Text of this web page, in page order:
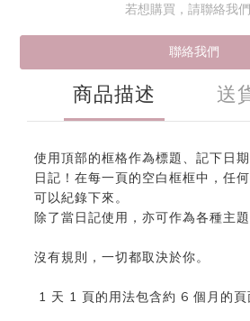
若想購買，請聯絡我們
聯絡我們
商品描述 送
使用頂部的框格作為標題、記下日
日記！在每一頁的空白框框中，任
可以紀錄下來。
除了當日記使用，亦可作為各種主題
沒有規則，一切都取決於你。
1 天 1 頁的用法包含約 6 個月的頁